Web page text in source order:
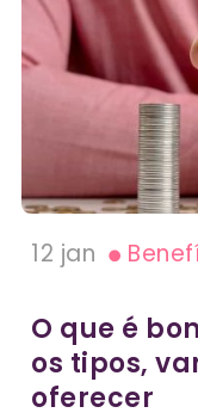
O que é
os tipos,
oferecer
12 jan